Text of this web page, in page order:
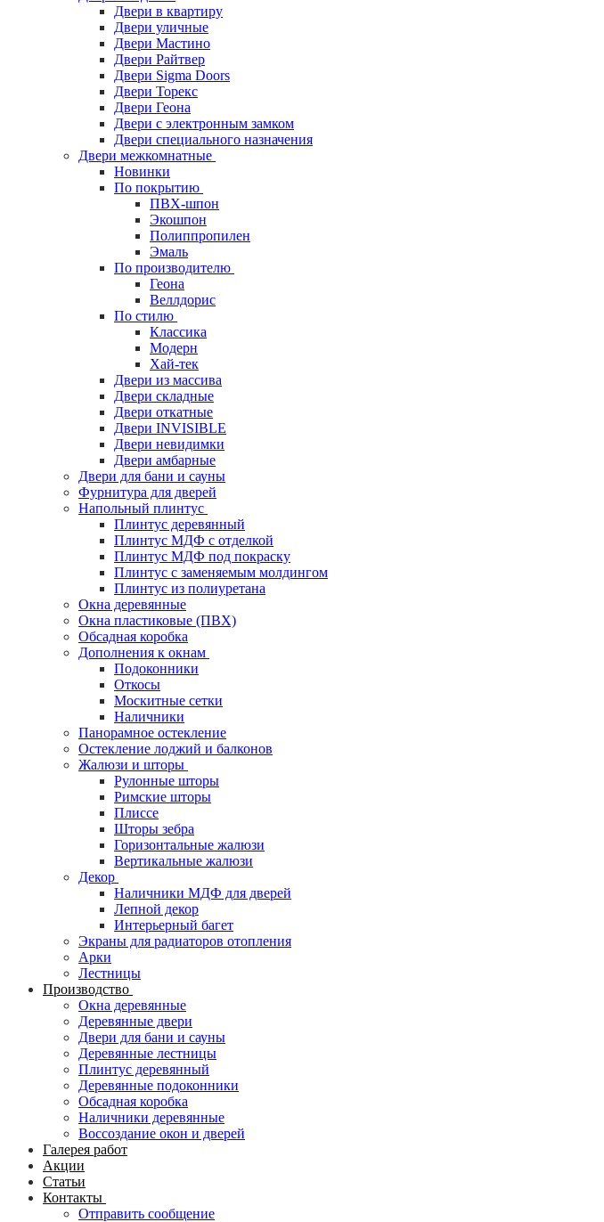
Двери в квартиру
Двери уличные
Двери Мастино
Двери Райтвер
Двери Sigma Doors
Двери Торекс
Двери Геона
Двери с электронным замком
Двери специального назначения
Двери межкомнатные
Новинки
По покрытию
ПВХ-шпон
Экошпон
Полиппропилен
Эмаль
По производителю
Геона
Веллдорис
По стилю
Классика
Модерн
Хай-тек
Двери из массива
Двери складные
Двери откатные
Двери INVISIBLE
Двери невидимки
Двери амбарные
Двери для бани и сауны
Фурнитура для дверей
Напольный плинтус
Плинтус деревянный
Плинтус МДФ с отделкой
Плинтус МДФ под покраску
Плинтус с заменяемым молдингом
Плинтус из полиуретана
Окна деревянные
Окна пластиковые (ПВХ)
Обсадная коробка
Дополнения к окнам
Подоконники
Откосы
Москитные сетки
Наличники
Панорамное остекление
Остекление лоджий и балконов
Жалюзи и шторы
Рулонные шторы
Римские шторы
Плиссе
Шторы зебра
Горизонтальные жалюзи
Вертикальные жалюзи
Декор
Наличники МДФ для дверей
Лепной декор
Интерьерный багет
Экраны для радиаторов отопления
Арки
Лестницы
Производство
Окна деревянные
Деревянные двери
Двери для бани и сауны
Деревянные лестницы
Плинтус деревянный
Деревянные подоконники
Обсадная коробка
Наличники деревянные
Воссоздание окон и дверей
Галерея работ
Акции
Статьи
Контакты
Отправить сообщение